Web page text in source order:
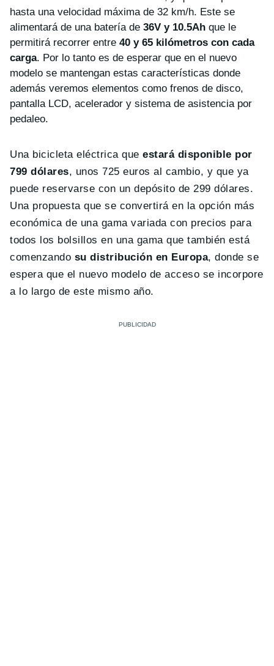
hasta una velocidad máxima de 32 km/h. Este se
alimentará de una batería de 36V y 10.5Ah que le
permitirá recorrer entre 40 y 65 kilómetros con cada
carga. Por lo tanto es de esperar que en el nuevo
modelo se mantengan estas características donde
además veremos elementos como frenos de disco,
pantalla LCD, acelerador y sistema de asistencia por
pedaleo.
Una bicicleta eléctrica que estará disponible por
799 dólares, unos 725 euros al cambio, y que ya
puede reservarse con un depósito de 299 dólares.
Una propuesta que se convertirá en la opción más
económica de una gama variada con precios para
todos los bolsillos en una gama que también está
comenzando su distribución en Europa, donde se
espera que el nuevo modelo de acceso se incorpore
a lo largo de este mismo año.